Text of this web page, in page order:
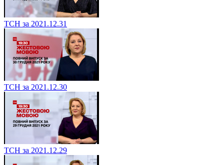
ТСН за 2021.12.31
ТСН за 2021.12.30
ТСН за 2021.12.29